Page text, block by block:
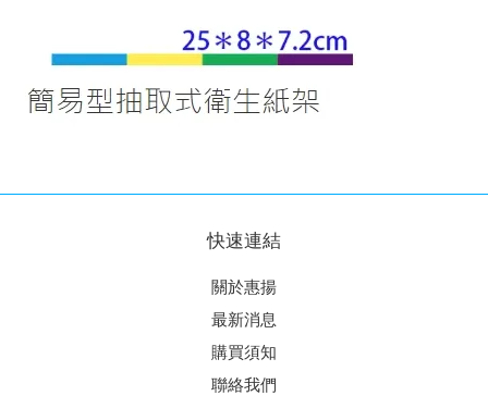
快速連結
關於惠揚
最新消息
購買須知
聯絡我們